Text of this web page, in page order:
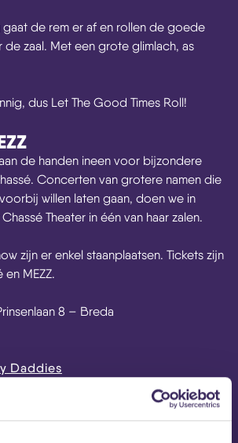
gaat de rem er af en rollen de goede
zaal. Met een grote glimlach, as
dus Let The Good Times Roll!
de handen ineen voor bijzondere
Concerten van grotere namen die
willen laten gaan, doen we in
Theater in één van haar zalen.
zijn er enkel staanplaatsen. Tickets zijn
MEZZ.
8 – Breda
Daddies
op Facebook
op Instagram
Facebook-event